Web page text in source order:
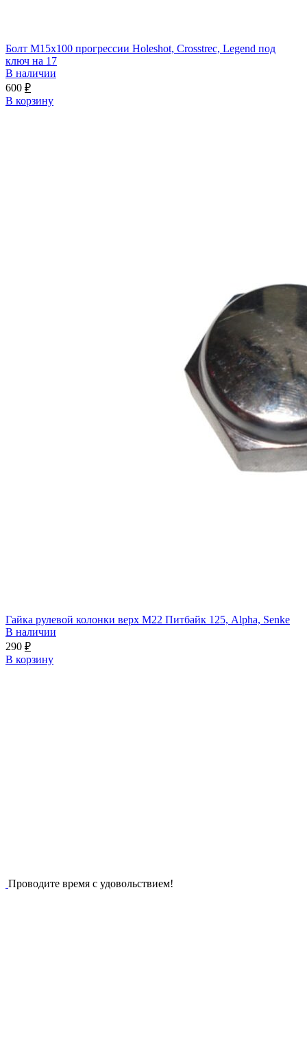
Болт M15x100 прогрессии Holeshot, Crosstrec, Legend под
ключ на 17
В наличии
600 ₽
В корзину
Гайка рулевой колонки верх М22 Питбайк 125, Alpha, Senke
В наличии
290 ₽
В корзину
Проводите время с удовольствием!